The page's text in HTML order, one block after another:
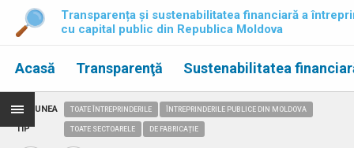
Transparența și sustenabilitatea financiară a
cu capital public din Republica Moldova
Acasă Transparenţă Sustenabilitatea
REGIUNEA
TIP
TOATE ÎNTREPRINDERILE ÎNTREPRINDERILE PUBLICE DIN MOLDOVA
TOATE SECTOARELE DE FABRICAȚIE